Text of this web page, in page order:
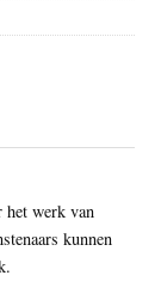
het werk van
kunnen